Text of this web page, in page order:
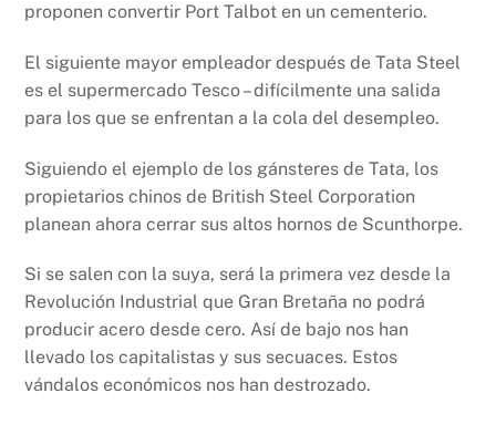
proponen convertir Port Talbot en un cementerio.
El siguiente mayor empleador después de Tata Steel
es el supermercado Tesco – difícilmente una salida
para los que se enfrentan a la cola del desempleo.
Siguiendo el ejemplo de los gánsteres de Tata, los
propietarios chinos de British Steel Corporation
planean ahora cerrar sus altos hornos de Scunthorpe.
Si se salen con la suya, será la primera vez desde la
Revolución Industrial que Gran Bretaña no podrá
producir acero desde cero. Así de bajo nos han
llevado los capitalistas y sus secuaces. Estos
vándalos económicos nos han destrozado.